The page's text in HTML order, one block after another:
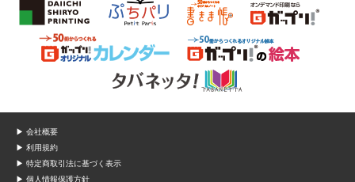
▶ 会社概要
▶ 利用規約
▶ 特定商取引法に基づく表示
▶ 個人情報保護方針